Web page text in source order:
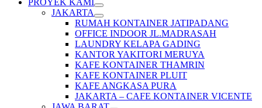
PROYEK KAMI
JAKARTA
RUMAH KONTAINER JATIPADANG
OFFICE INDOOR JL.MADRASAH
LAUNDRY KELAPA GADING
KANTOR YAKITORI MERUYA
KAFE KONTAINER THAMRIN
KAFE KONTAINER PLUIT
KAFE ANGKASA PURA
JAKARTA – CAFE KONTAINER VICENTE